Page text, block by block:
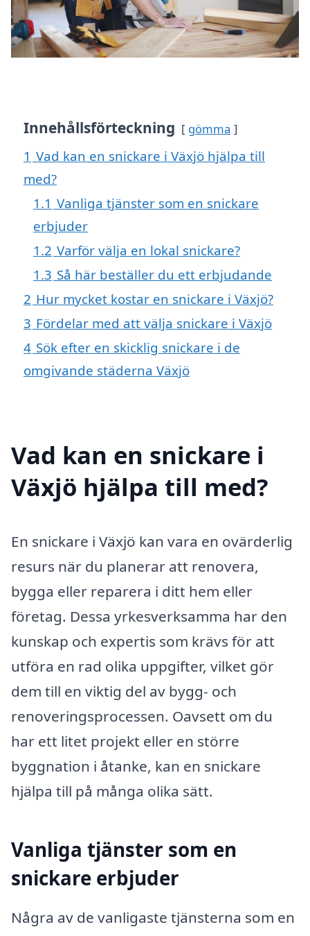
Innehållsförteckning gömma
1 Vad kan en snickare i Växjö hjälpa till
med?
1.1 Vanliga tjänster som en snickare
erbjuder
1.2 Varför välja en lokal snickare?
1.3 Så här beställer du ett erbjudande
2 Hur mycket kostar en snickare i Växjö?
3 Fördelar med att välja snickare i Växjö
4 Sök efter en skicklig snickare i de
omgivande städerna Växjö
Vad kan en snickare i
Växjö hjälpa till med?
En snickare i Växjö kan vara en ovärderlig
resurs när du planerar att renovera,
bygga eller reparera i ditt hem eller
företag. Dessa yrkesverksamma har den
kunskap och expertis som krävs för att
utföra en rad olika uppgifter, vilket gör
dem till en viktig del av bygg- och
renoveringsprocessen. Oavsett om du
har ett litet projekt eller en större
byggnation i åtanke, kan en snickare
hjälpa till på många olika sätt.
Vanliga tjänster som en
snickare erbjuder
Några av de vanligaste tjänsterna som en